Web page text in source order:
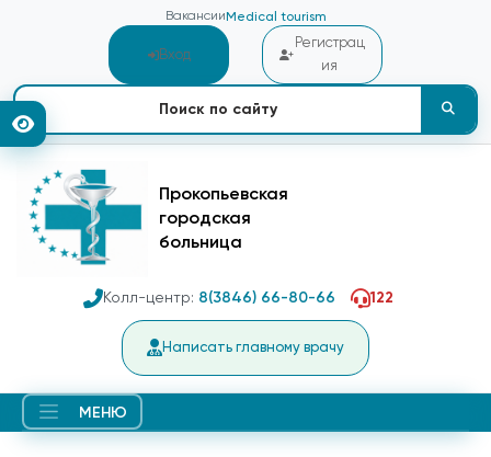
Вакансии Medical tourism
Вход
Регистрац
ия
Прокопьевская
городская
больница
Колл-центр: 8(3846) 66-80-66 122
Написать главному врачу
МЕНЮ